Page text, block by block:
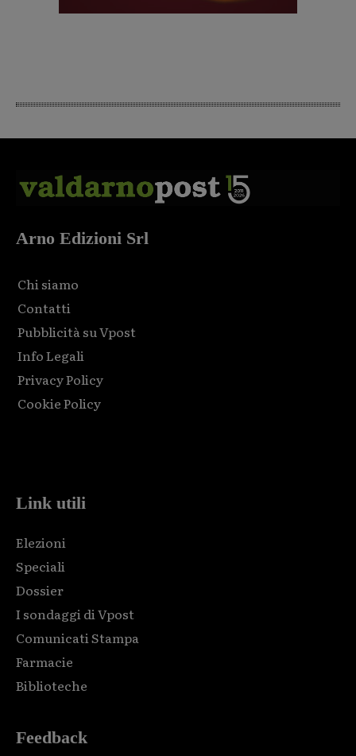
Arno Edizioni Srl
Chi siamo
Contatti
Pubblicità su Vpost
Info Legali
Privacy Policy
Cookie Policy
Link utili
Elezioni
Speciali
Dossier
I sondaggi di Vpost
Comunicati Stampa
Farmacie
Biblioteche
Feedback